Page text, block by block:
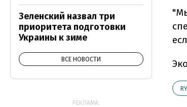
Зеленский назвал три
приоритета подготовки
Украины к зиме
ВСЕ НОВОСТИ
РЕКЛАМА: